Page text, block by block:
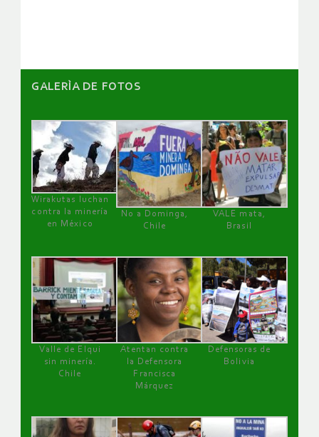
GALERÌA DE FOTOS
Wirakutas luchan
contra la minería
en México
No a Dominga,
Chile
VALE mata,
Brasil
Valle de Elqui
sin minería.
Chile
Atentan contra
la Defensora
Francisca
Márquez
Defensoras de
Bolivia